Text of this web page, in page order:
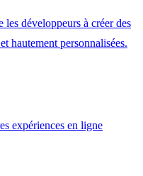
développeurs à créer des
hautement personnalisées.
expériences en ligne